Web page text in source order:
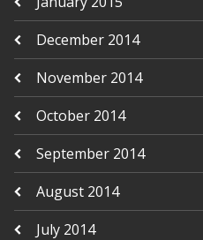
December 2014
November 2014
October 2014
September 2014
August 2014
July 2014